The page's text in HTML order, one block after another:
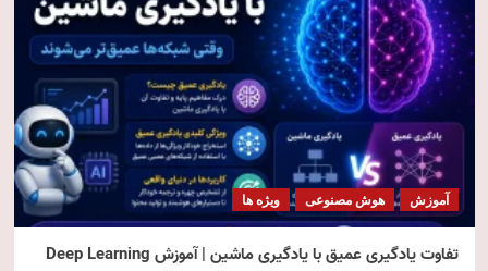
آموزش هوش مصنوعی ویژه ها
تفاوت یادگیری عمیق با یادگیری ماشین | آموزش Deep Learning